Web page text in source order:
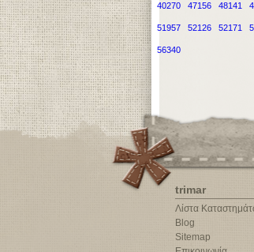
40270 47156 48141
51957 52126 52171
56340
trimar
Λίστα
Blog
Sitemap